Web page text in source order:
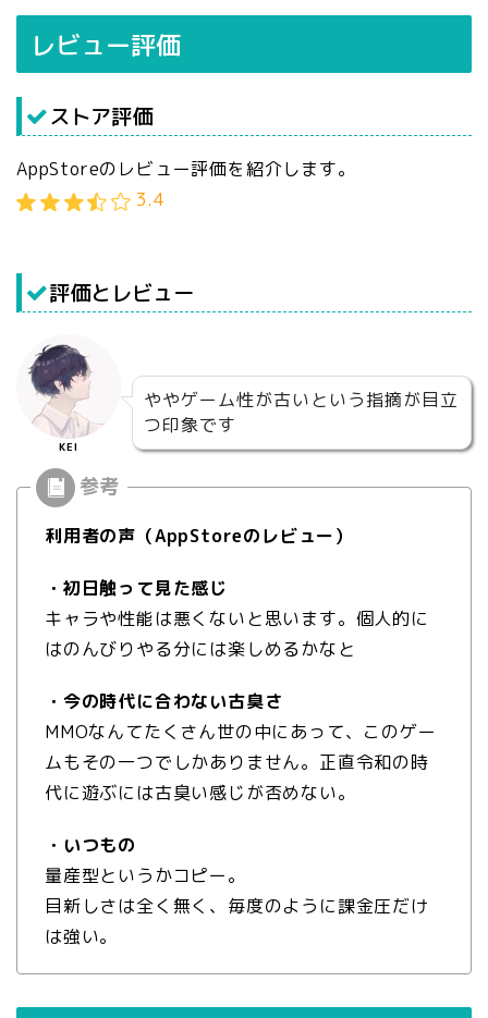
レビュー評価
ストア評価
AppStoreのレビュー評価を紹介します。
3.4
評価とレビュー
KEI
ややゲーム性が古いという指摘が目立
つ印象です
利用者の声（AppStoreのレビュー）
・初日触って見た感じ
キャラや性能は悪くないと思います。個人的に
はのんびりやる分には楽しめるかなと
・今の時代に合わない古臭さ
MMOなんてたくさん世の中にあって、このゲー
ムもその一つでしかありません。正直令和の時
代に遊ぶには古臭い感じが否めない。
・いつもの
量産型というかコピー。
目新しさは全く無く、毎度のように課金圧だけ
は強い。